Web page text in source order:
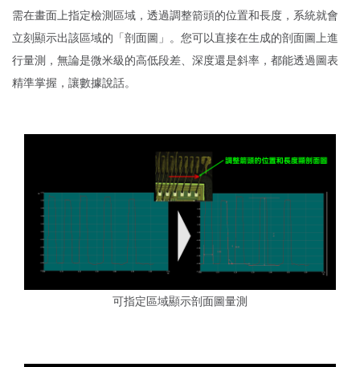
需在畫面上指定檢測區域，透過調整箭頭的位置和長度，系統就會
立刻顯示出該區域的「剖面圖」。您可以直接在生成的剖面圖上進
行量測，無論是微米級的高低段差、深度還是斜率，都能透過圖表
精準掌握，讓數據說話。
可指定區域顯示剖面圖量測